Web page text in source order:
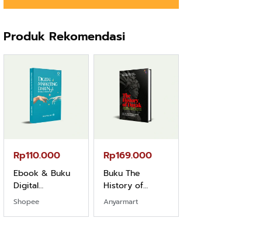
Produk Rekomendasi
Rp110.000
Ebook & Buku
Digital
Marketing Dari
Shopee
Rp169.000
Buku The
History of
Dayak – Sejarah
Anyarmart